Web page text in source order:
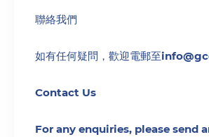
聯絡我們
如有任何疑問，歡迎電郵至
Contact Us
For any enquiries, please send